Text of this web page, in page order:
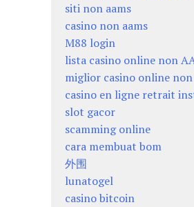
siti non aams
casino non aams
M88 login
lista casino online non
miglior casino online non
casino en ligne retrait
slot gacor
scamming online
cara membuat bom
外围
lunatogel
casino bitcoin